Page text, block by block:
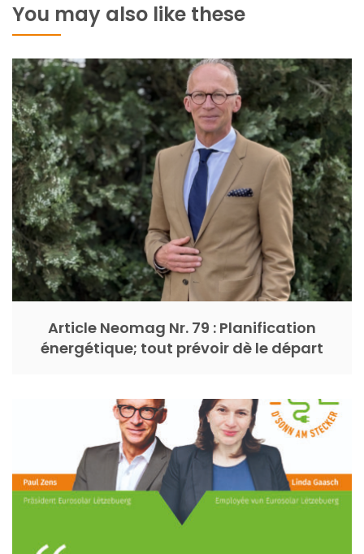
You may also like these
Article Neomag Nr. 79 : Planification
énergétique; tout prévoir dè le départ